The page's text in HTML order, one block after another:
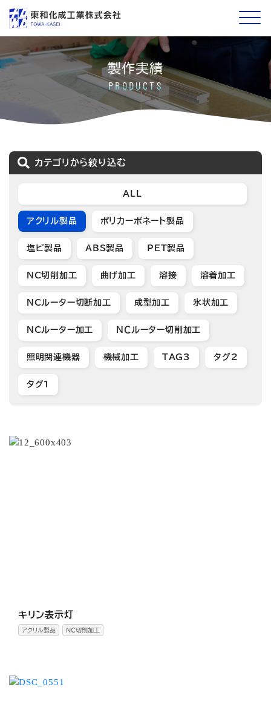
製作実績
PRODUCTS
カテゴリから絞り込む
ALL
アクリル製品 ポリカーボネート製品
塩ビ製品 ABS製品 PET製品
NC切削加工 曲げ加工 溶接 溶着加工
NCルーター切断加工 成型加工 氷状加工
NCルーター加工 ＮＣルーター切削加工
照明関連機器 機械加工 TAG3 タグ2
タグ1
キリン表示灯
アクリル製品 NC切削加工